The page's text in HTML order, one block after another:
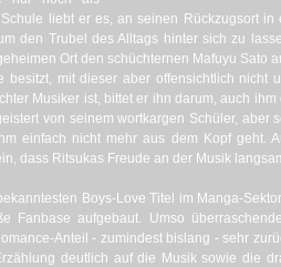
liebt er es, an seinen Rückzugsort
den Trubel des Alltags hinter sich zu
Ort den schüchternen Mafuyu Sato
besitzt, mit dieser aber offensichtlich nicht
Musiker ist, bittet er ihn darum, auch
von seinem wortkargen Schüler, aber
einfach nicht mehr aus dem Kopf geht.
dass Ritsukas Freude an der Musik
Boys-Love Titel im Manga-
Fanbase aufgebaut. Umso
Anteil - zumindest bislang - sehr
deutlich auf die Musik sowie die